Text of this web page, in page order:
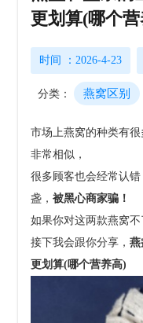
更划算(哪个
时间 ：2026-4-23
分类： 燕窝区别
市场上燕窝的种类有
非常相似，
很多顾客也会经常认错
盏，被黑心商家骗！
如果你对这两款燕窝
接下我会跟你分享，燕
更划算(哪个营养高)